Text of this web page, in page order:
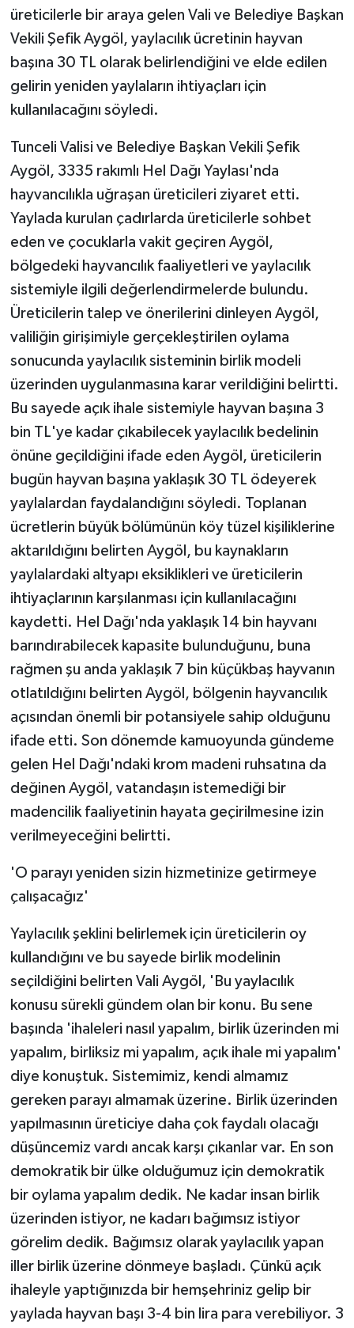
üreticilerle bir araya gelen Vali ve Belediye Başkan
Vekili Şefik Aygöl, yaylacılık ücretinin hayvan
başına 30 TL olarak belirlendiğini ve elde edilen
gelirin yeniden yaylaların ihtiyaçları için
kullanılacağını söyledi.
Tunceli Valisi ve Belediye Başkan Vekili Şefik
Aygöl, 3335 rakımlı Hel Dağı Yaylası'nda
hayvancılıkla uğraşan üreticileri ziyaret etti.
Yaylada kurulan çadırlarda üreticilerle sohbet
eden ve çocuklarla vakit geçiren Aygöl,
bölgedeki hayvancılık faaliyetleri ve yaylacılık
sistemiyle ilgili değerlendirmelerde bulundu.
Üreticilerin talep ve önerilerini dinleyen Aygöl,
valiliğin girişimiyle gerçekleştirilen oylama
sonucunda yaylacılık sisteminin birlik modeli
üzerinden uygulanmasına karar verildiğini belirtti.
Bu sayede açık ihale sistemiyle hayvan başına 3
bin TL'ye kadar çıkabilecek yaylacılık bedelinin
önüne geçildiğini ifade eden Aygöl, üreticilerin
bugün hayvan başına yaklaşık 30 TL ödeyerek
yaylalardan faydalandığını söyledi. Toplanan
ücretlerin büyük bölümünün köy tüzel kişiliklerine
aktarıldığını belirten Aygöl, bu kaynakların
yaylalardaki altyapı eksiklikleri ve üreticilerin
ihtiyaçlarının karşılanması için kullanılacağını
kaydetti. Hel Dağı'nda yaklaşık 14 bin hayvanı
barındırabilecek kapasite bulunduğunu, buna
rağmen şu anda yaklaşık 7 bin küçükbaş hayvanın
otlatıldığını belirten Aygöl, bölgenin hayvancılık
açısından önemli bir potansiyele sahip olduğunu
ifade etti. Son dönemde kamuoyunda gündeme
gelen Hel Dağı'ndaki krom madeni ruhsatına da
değinen Aygöl, vatandaşın istemediği bir
madencilik faaliyetinin hayata geçirilmesine izin
verilmeyeceğini belirtti.
'O parayı yeniden sizin hizmetinize getirmeye
çalışacağız'
Yaylacılık şeklini belirlemek için üreticilerin oy
kullandığını ve bu sayede birlik modelinin
seçildiğini belirten Vali Aygöl, 'Bu yaylacılık
konusu sürekli gündem olan bir konu. Bu sene
başında 'ihaleleri nasıl yapalım, birlik üzerinden mi
yapalım, birliksiz mi yapalım, açık ihale mi yapalım'
diye konuştuk. Sistemimiz, kendi almamız
gereken parayı almamak üzerine. Birlik üzerinden
yapılmasının üreticiye daha çok faydalı olacağı
düşüncemiz vardı ancak karşı çıkanlar var. En son
demokratik bir ülke olduğumuz için demokratik
bir oylama yapalım dedik. Ne kadar insan birlik
üzerinden istiyor, ne kadarı bağımsız istiyor
görelim dedik. Bağımsız olarak yaylacılık yapan
iller birlik üzerine dönmeye başladı. Çünkü açık
ihaleyle yaptığınızda bir hemşehriniz gelip bir
yaylada hayvan başı 3-4 bin lira para verebiliyor. 3
HABERDE İNSAN
İNSAN
İş Dünyası
Jandarma
KÜLTÜR SANAT
MAGAZİN
POLİTİKA
Sağlık
SİYASET
SPOR HABERLERİ
TEKNOLOJİ
Turizm
ÜLKE GÜNDEMİ
YAŞAM
YEREL